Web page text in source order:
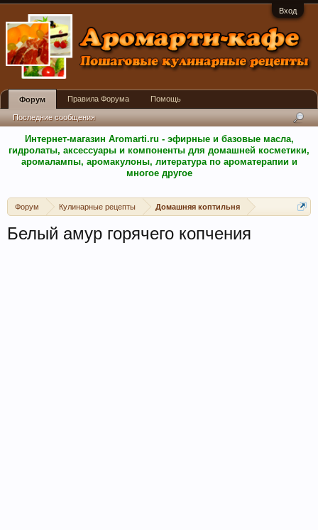
Вход
Интернет-магазин Aromarti.ru - эфирные и базовые масла,
гидролаты, аксессуары и компоненты для домашней косметики,
аромалампы, аромакулоны, литература по ароматерапии и
многое другое
Форум Кулинарные рецепты Домашняя коптильня
Белый амур горячего копчения
Форум
Последние сообщения
Правила Форума Помощь